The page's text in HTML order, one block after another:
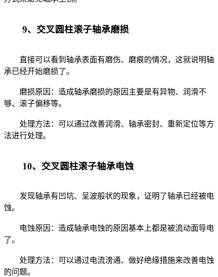
9、交叉圆柱滚子轴承磨损
直接可以看到轴承表面有磨伤、磨痕的情况，这就说明轴
承已经开始磨损了。
磨损原因：造成轴承磨损的原因主要是有异物、润滑不
够、滚子偏移等。
处理方法：可以通过改善润滑、轴承密封、重新定位等方
法进行处理。
10、交叉圆柱滚子轴承电蚀
发现轴承有凹坑、呈波般状的现象，证明了轴承已经被电
蚀。
电蚀原因：造成轴承电蚀的原因基本上都是被流动面导电
了。
处理方法：可以通过电流滂通、做好绝缘措施来改善电蚀
的问题。